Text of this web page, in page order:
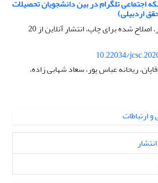
اجتماعی تلگرام در بین دانشجویان تحصیلات
اردبیلی)
اصلاح شده برای چاپ، انتشار آنلاین از20
10.22034/
ریحانه عباس پور، سعاد شهابی زاده،